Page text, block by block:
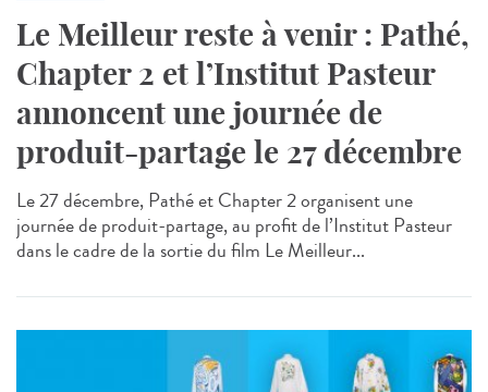
Le Meilleur reste à venir : Pathé,
Chapter 2 et l’Institut Pasteur
annoncent une journée de
produit-partage le 27 décembre
Le 27 décembre, Pathé et Chapter 2 organisent une
journée de produit-partage, au profit de l’Institut Pasteur
dans le cadre de la sortie du film Le Meilleur...